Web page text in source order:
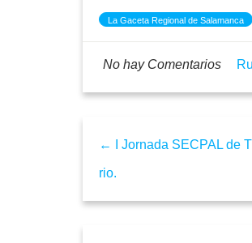
La Gaceta Regional de Salamanca
No hay Comentarios
← I Jornada SECPAL de
rio.